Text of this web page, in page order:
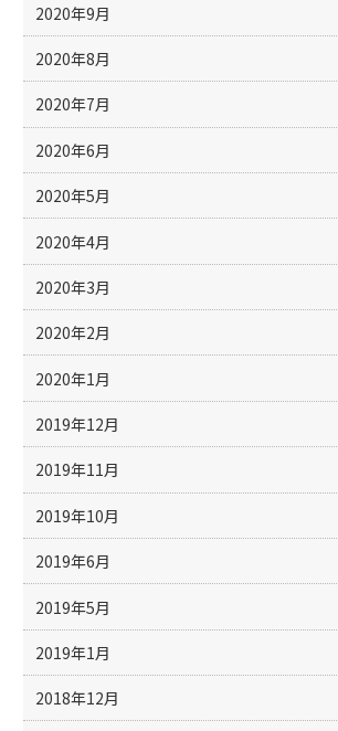
2020年9月
2020年8月
2020年7月
2020年6月
2020年5月
2020年4月
2020年3月
2020年2月
2020年1月
2019年12月
2019年11月
2019年10月
2019年6月
2019年5月
2019年1月
2018年12月